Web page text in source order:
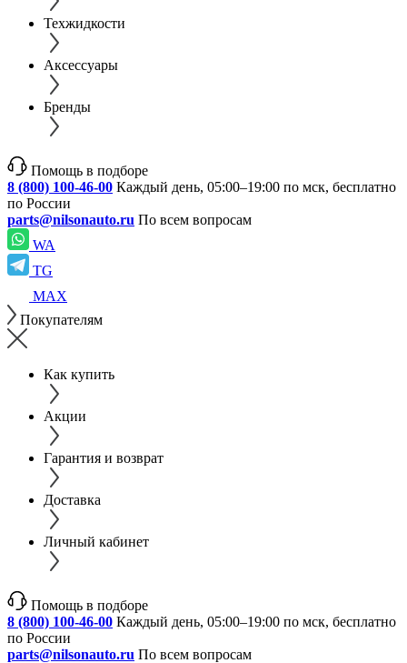
Техжидкости
Аксессуары
Бренды
Помощь в подборе
8 (800) 100-46-00 Каждый день, 05:00–19:00 по мск, бесплатно
по России
parts@nilsonauto.ru По всем вопросам
WA
TG
MAX
Покупателям
Как купить
Акции
Гарантия и возврат
Доставка
Личный кабинет
Помощь в подборе
8 (800) 100-46-00 Каждый день, 05:00–19:00 по мск, бесплатно
по России
parts@nilsonauto.ru По всем вопросам